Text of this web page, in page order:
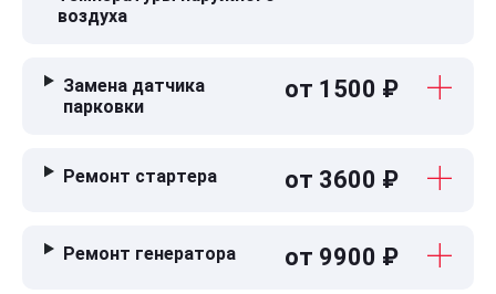
воздуха
Замена датчика
парковки
от 1500 ₽
Ремонт стартера от 3600 ₽
Ремонт генератора от 9900 ₽